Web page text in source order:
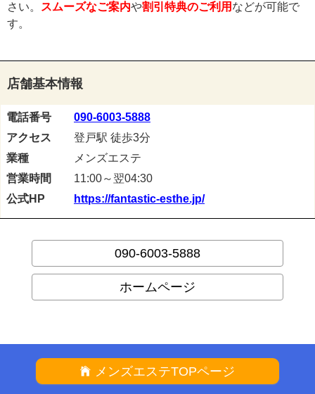
さい。
スムーズなご案内や割引特典のご利用 などが可能で
す。
店舗基本情報
電話番号
090-6003-5888
アクセス
登戸駅 徒歩3分
業種
メンズエステ
営業時間
11:00～翌04:30
公式HP
https://fantastic-esthe.jp/
090-6003-5888
ホームページ
メンズエステTOPページ